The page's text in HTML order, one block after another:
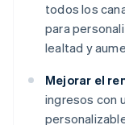
todos los
para
lealtad y
Mejorar el
ingresos con